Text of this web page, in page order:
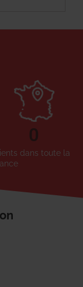
dans toute la
0